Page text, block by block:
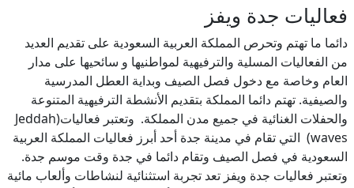
فعاليات جدة ويفز
دائما ما تهتم وتحرص المملكة العربية السعودية على تقديم العديد
من الفعاليات المسلية والترفيهية لمواطنيها و سائحيها على مدار
العام وخاصة مع دخول فصل الصيف وبداية العطل المدرسية
والصيفية. تهتم دائما المملكة بتقديم الأنشطة الترفيهية المتنوعة
والحفلات الغنائية في جميع مدن المملكة. وتعتبر فعاليات(Jeddah
waves) التي تقام في مدينة جدة أحد أبرز فعاليات المملكة العربية
السعودية في فصل الصيف وتقام دائما في جدة وقت موسم جدة.
وتعتبر فعاليات جدة ويفز تعد تجربة استثنائية لنشاطات وألعاب مائية